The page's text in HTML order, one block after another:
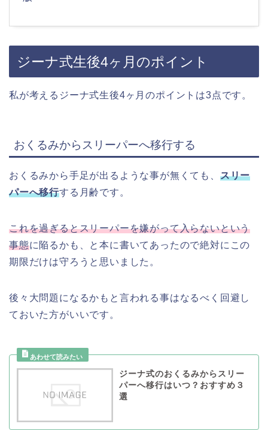
ジーナ式生後4ヶ月のポイント
私が考えるジーナ式生後4ヶ月のポイントは3点です。
おくるみからスリーパーへ移行する
おくるみから手足が出るような事が無くても、 スリー
パーへ移行する月齢です。
これを過ぎるとスリーパーを嫌がって入らないという
事態に陥るかも、と本に書いてあったので絶対にこの
期限だけは守ろうと思いました。
後々大問題になるかもと言われる事はなるべく回避し
ておいた方がいいです。
ジーナ式のおくるみからスリー
パーへ移行はいつ？おすすめ３
選